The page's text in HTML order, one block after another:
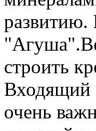
развитию.
строить
Входящий
очень